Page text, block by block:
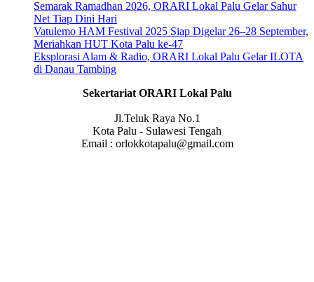
Semarak Ramadhan 2026, ORARI Lokal Palu Gelar Sahur
Net Tiap Dini Hari
Vatulemo HAM Festival 2025 Siap Digelar 26–28 September,
Meriahkan HUT Kota Palu ke-47
Eksplorasi Alam & Radio, ORARI Lokal Palu Gelar ILOTA
di Danau Tambing
Sekertariat ORARI Lokal Palu
Jl.Teluk Raya No.1
Kota Palu - Sulawesi Tengah
Email : orlokkotapalu@gmail.com